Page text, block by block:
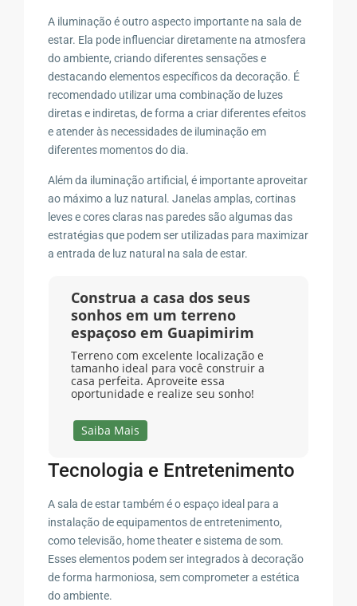
A iluminação é outro aspecto importante na sala de
estar. Ela pode influenciar diretamente na atmosfera
do ambiente, criando diferentes sensações e
destacando elementos específicos da decoração. É
recomendado utilizar uma combinação de luzes
diretas e indiretas, de forma a criar diferentes efeitos
e atender às necessidades de iluminação em
diferentes momentos do dia.
Além da iluminação artificial, é importante aproveitar
ao máximo a luz natural. Janelas amplas, cortinas
leves e cores claras nas paredes são algumas das
estratégias que podem ser utilizadas para maximizar
a entrada de luz natural na sala de estar.
Construa a casa dos seus
sonhos em um terreno
espaçoso em Guapimirim
Terreno com excelente localização e
tamanho ideal para você construir a
casa perfeita. Aproveite essa
oportunidade e realize seu sonho!
Saiba Mais
Tecnologia e Entretenimento
A sala de estar também é o espaço ideal para a
instalação de equipamentos de entretenimento,
como televisão, home theater e sistema de som.
Esses elementos podem ser integrados à decoração
de forma harmoniosa, sem comprometer a estética
do ambiente.